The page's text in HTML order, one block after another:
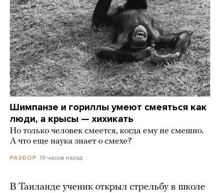
Шимпанзе и гориллы умеют смеяться как
люди, а крысы — хихикать
Но только человек смеется, когда ему не смешно.
А что еще наука знает о смехе?
РАЗБОР 19 часов назад
В Таиланде ученик открыл стрельбу в школе